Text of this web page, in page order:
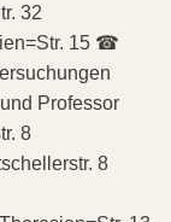
32
15 ☎
Professor
8
8